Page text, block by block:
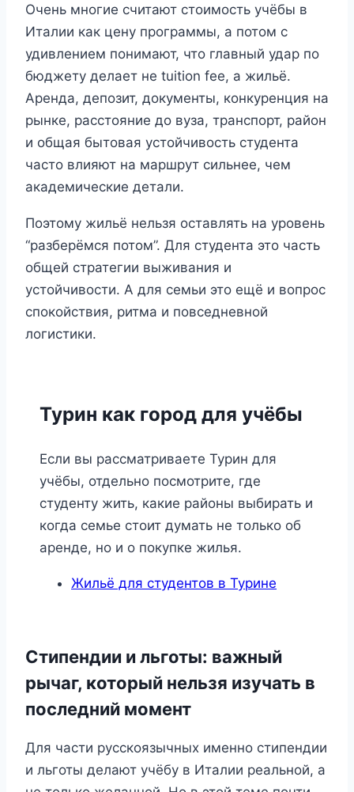
Очень многие считают стоимость учёбы в
Италии как цену программы, а потом с
удивлением понимают, что главный удар по
бюджету делает не tuition fee, а жильё.
Аренда, депозит, документы, конкуренция на
рынке, расстояние до вуза, транспорт, район
и общая бытовая устойчивость студента
часто влияют на маршрут сильнее, чем
академические детали.
Поэтому жильё нельзя оставлять на уровень
“разберёмся потом”. Для студента это часть
общей стратегии выживания и
устойчивости. А для семьи это ещё и вопрос
спокойствия, ритма и повседневной
логистики.
Турин как город для учёбы
Если вы рассматриваете Турин для
учёбы, отдельно посмотрите, где
студенту жить, какие районы выбирать и
когда семье стоит думать не только об
аренде, но и о покупке жилья.
Жильё для студентов в Турине
Стипендии и льготы: важный
рычаг, который нельзя изучать в
последний момент
Для части русскоязычных именно стипендии
и льготы делают учёбу в Италии реальной, а